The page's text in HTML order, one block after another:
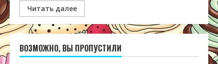
Читать далее
ВОЗМОЖНО, ВЫ ПРОПУСТИЛИ